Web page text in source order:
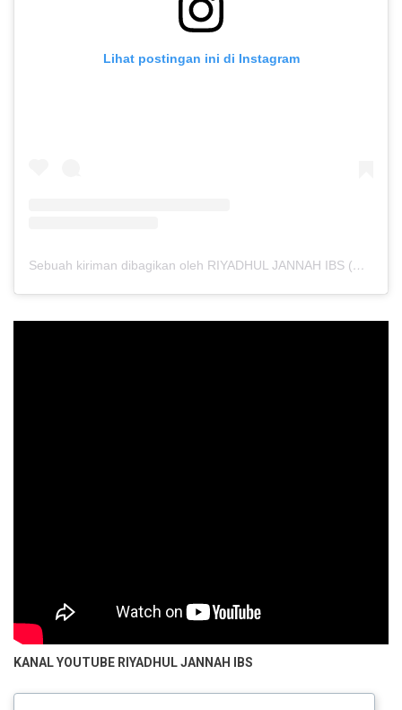
Lihat postingan ini di Instagram
Sebuah kiriman dibagikan oleh RIYADHUL JANNAH IBS (@riyadhuljannahibs)
KANAL YOUTUBE RIYADHUL JANNAH IBS